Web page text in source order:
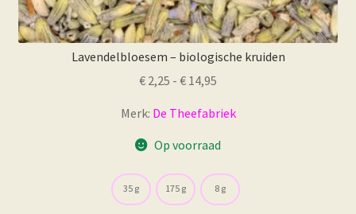
Lavendelbloesem – biologische kruiden
€ 2,25 - € 14,95
tot
€ 14,95
Merk: De Theefabriek
Op voorraad
35 g 175 g 8 g